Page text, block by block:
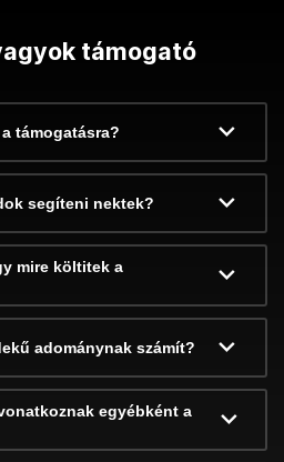
támogató
támogatásra?
segíteni nektek?
mire költitek a
adománynak számít?
egyébként a